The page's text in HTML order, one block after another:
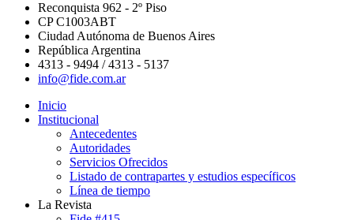
Reconquista 962 - 2º Piso
CP C1003ABT
Ciudad Autónoma de Buenos Aires
República Argentina
4313 - 9494 / 4313 - 5137
info@fide.com.ar
Inicio
Institucional
Antecedentes
Autoridades
Servicios Ofrecidos
Listado de contrapartes y estudios específicos
Línea de tiempo
La Revista